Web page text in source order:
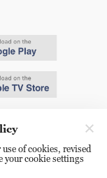
of cookies, revised
your cookie settings